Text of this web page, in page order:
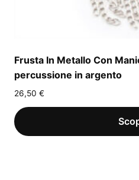
Frusta In Metallo Con
percussione in argento
26,50 €